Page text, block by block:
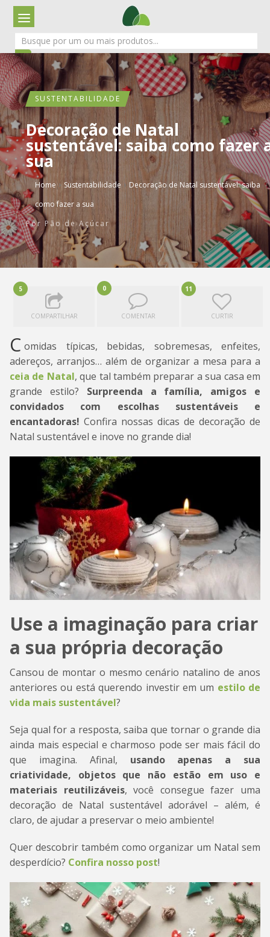
SUSTENTABILIDADE
Decoração de Natal
sustentável: saiba como fazer
sua
Home › Sustentabilidade › Decoração de Natal sustentável: saiba
como fazer a sua
Por Pão de Açúcar
5
COMPARTILHAR
0
COMENTAR
11
CURTIR
C omidas típicas, bebidas, sobremesas, enfeites,
adereços, arranjos… além de organizar a mesa para a
ceia de Natal, que tal também preparar a sua casa em
grande estilo? Surpreenda a família, amigos e
convidados com escolhas sustentáveis e
encantadoras! Confira nossas dicas de decoração de
Natal sustentável e inove no grande dia!
Use a imaginação para criar
a sua própria decoração
Cansou de montar o mesmo cenário natalino de anos
anteriores ou está querendo investir em um estilo de
vida mais sustentável?
Seja qual for a resposta, saiba que tornar o grande dia
ainda mais especial e charmoso pode ser mais fácil do
que imagina. Afinal, usando apenas a sua
criatividade, objetos que não estão em uso e
materiais reutilizáveis, você consegue fazer uma
decoração de Natal sustentável adorável – além, é
claro, de ajudar a preservar o meio ambiente!
Quer descobrir também como organizar um Natal sem
desperdício? Confira nosso post!